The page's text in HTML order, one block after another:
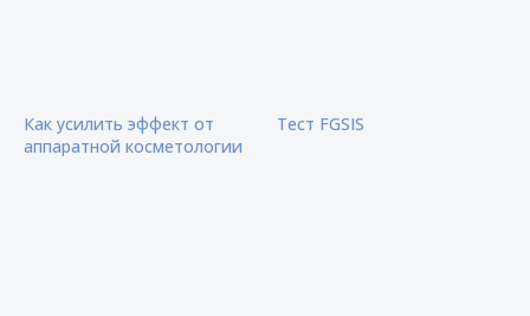
Как усилить эффект от
аппаратной косметологии
Тест FGSIS